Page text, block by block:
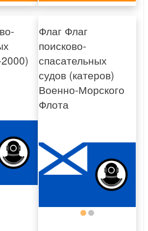
Флаг Флаг
поисково-
спасательных
судов (катеров)
Военно-Морского
Флота